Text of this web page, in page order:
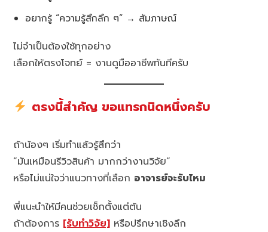
อยากรู้ “ความรู้สึกลึก ๆ” → สัมภาษณ์
ไม่จำเป็นต้องใช้ทุกอย่าง
เลือกให้ตรงโจทย์ = งานดูมืออาชีพทันทีครับ
ตรงนี้สำคัญ ขอแทรกนิดหนึ่งครับ
ถ้าน้องๆ เริ่มทำแล้วรู้สึกว่า
“มันเหมือนรีวิวสินค้า มากกว่างานวิจัย”
หรือไม่แน่ใจว่าแนวทางที่เลือก อาจารย์จะรับไหม
พี่แนะนำให้มีคนช่วยเช็กตั้งแต่ต้น
ถ้าต้องการ [รับทำวิจัย] หรือปรึกษาเชิงลึก